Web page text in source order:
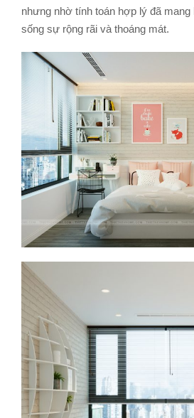
nhưng nhờ tính toán hợp lý đã mang
sống sự rộng rãi và thoáng mát.